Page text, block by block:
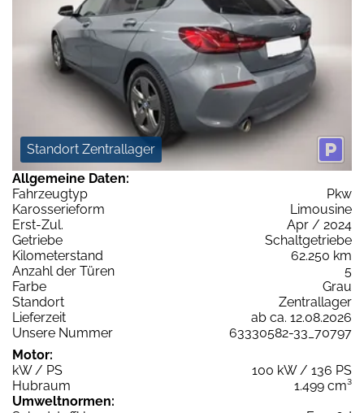
Standort Zentrallager
Allgemeine Daten:
Fahrzeugtyp
Pkw
Karosserieform
Limousine
Erst-Zul.
Apr / 2024
Getriebe
Schaltgetriebe
Kilometerstand
62.250 km
Anzahl der Türen
5
Farbe
Grau
Standort
Zentrallager
Lieferzeit
ab ca. 12.08.2026
Unsere Nummer
63330582-33_70797
Motor:
kW / PS
100 kW / 136 PS
Hubraum
1.499 cm³
Umweltnormen: